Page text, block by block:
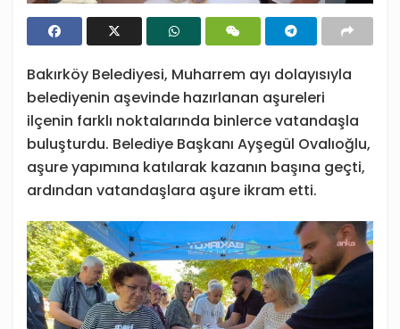
Bakırköy Belediyesi, Muharrem ayı dolayısıyla
belediyenin aşevinde hazırlanan aşureleri
ilçenin farklı noktalarında binlerce vatandaşla
buluşturdu. Belediye Başkanı Ayşegül Ovalıoğlu,
aşure yapımına katılarak kazanın başına geçti,
ardından vatandaşlara aşure ikram etti.